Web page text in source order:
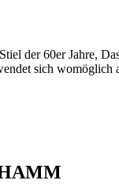
der 60er Jahre,
sich